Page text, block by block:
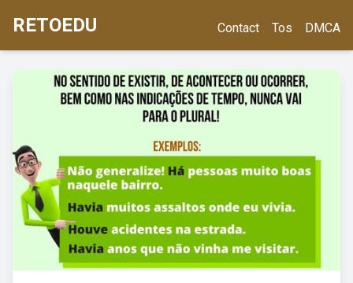
RETOEDU Contact Tos DMCA